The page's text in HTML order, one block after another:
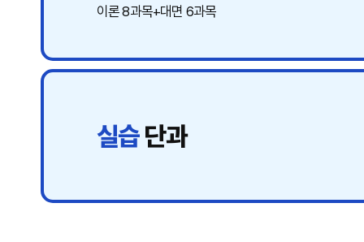
이론 8과목+대면 6과목
실습단과